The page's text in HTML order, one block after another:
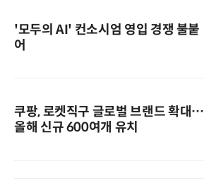
'모두의 AI' 컨소시엄 영입 경쟁 불붙
어
쿠팡, 로켓직구 글로벌 브랜드 확대…
올해 신규 600여개 유치